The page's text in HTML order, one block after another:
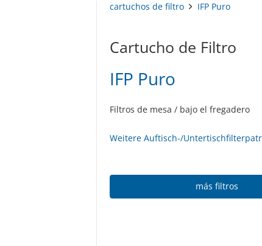
cartuchos de filtro IFP Puro
Cartucho de Filtro
IFP Puro
Filtros de mesa / bajo el fregadero
Weitere Auftisch-/
más filtros